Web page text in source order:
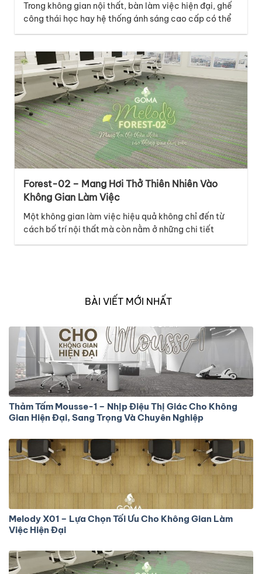
Trong không gian nội thất, bàn làm việc hiện đại, ghế
công thái học hay hệ thống ánh sáng cao cấp có thể
là những điểm nhấn nổi bật, nhưng lớp nền dưới chân
Với thiết kế thuộc bộ sưu tập…
Forest-02 – Mang Hơi Thở Thiên Nhiên Vào
Không Gian Làm Việc
Một không gian làm việc hiệu quả không chỉ đến từ
cách bố trí nội thất mà còn nằm ở những chi tiết
tưởng chừng nhỏ như bề mặt sàn. Thuộc bộ sưu tập
BÀI VIẾT MỚI NHẤT
Thảm Tấm Mousse-1 – Nhịp Điệu Thị Giác Cho Không
Gian Hiện Đại, Sang Trọng Và Chuyên Nghiệp
Melody X01 – Lựa Chọn Tối Ưu Cho Không Gian Làm
Việc Hiện Đại